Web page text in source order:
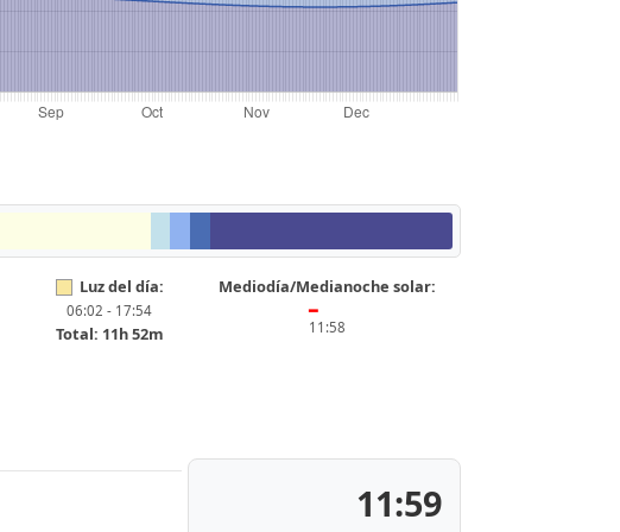
Luz del día:
06:02 - 17:54
Total: 11h 52m
Mediodía/Medianoche solar:
━
11:58
11:59